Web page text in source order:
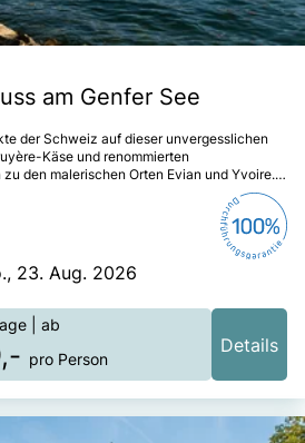
am Genfer See
der Schweiz auf dieser unvergesslichen
Käse und renommierten
den malerischen Orten Evian und Yvoire.
Schönheit des Mont Blanc und genießen Sie
nach Gstaad, dem Treffpunkt der High
23. Aug. 2026
| ab
pro Person
Details